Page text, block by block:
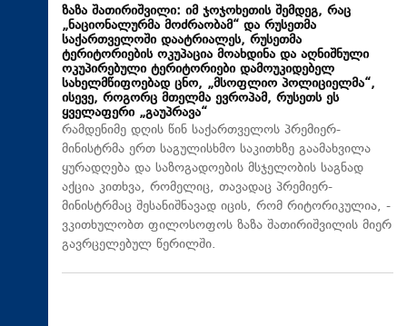
ზაზა შათირიშვილი: იმ ჯოჯოხეთის შემდეგ, რაც
„ნაციონალურმა მოძრაობამ“ და რუსეთმა
საქართველოში დაატრიალეს, რუსეთმა
ტერიტორიების ოკუპაცია მოახდინა და აღნიშნული
ოკუპირებული ტერიტორიები დამოუკიდებელ
სახელმწიფოებად ცნო, „მსოფლიო პოლიციელმა“,
ისევე, როგორც მთელმა ევროპამ, რუსეთს ეს
ყველაფერი „გაუპრავა“
რამდენიმე დღის წინ საქართველოს პრემიერ-
მინისტრმა ერთ საგულისხმო საკითხზე გაამახვილა
ყურადღება და საზოგადოების მსჯელობის საგნად
აქცია კითხვა, რომელიც, თავადაც პრემიერ-
მინისტრმაც შესანიშნავად იცის, რომ რიტორიკულია, -
ვკითხულობთ ფილოსოფოს ზაზა შათირიშვილის მიერ
გავრცელებულ წერილში.